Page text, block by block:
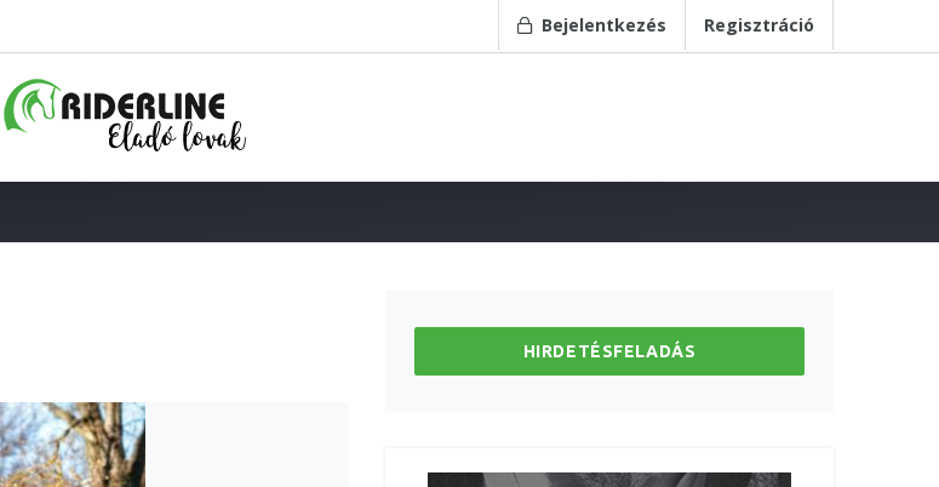
Bejelentkezés Regisztráció
HIRDETÉSFELADÁS